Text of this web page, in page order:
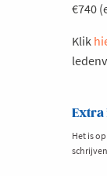
€740
Klik
Extra
Het is